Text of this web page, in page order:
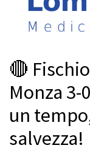
🔴
Monza
un
salvezza!